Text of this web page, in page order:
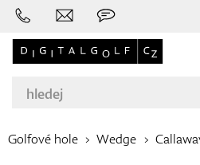
Golfové hole Wedge